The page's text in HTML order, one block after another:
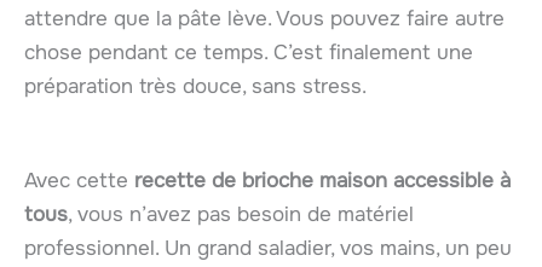
attendre que la pâte lève. Vous pouvez faire autre
chose pendant ce temps. C’est finalement une
préparation très douce, sans stress.
Avec cette recette de brioche maison accessible à
tous, vous n’avez pas besoin de matériel
professionnel. Un grand saladier, vos mains, un peu